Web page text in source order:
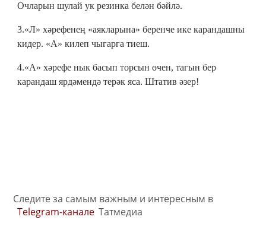
Очларын шулай ук резинка белән бәйлә.
3.«Л» хәрефенең «аякларына» беренче ике карандашны
кидер. «А» килеп чыгарга тиеш.
4.«А» хәрефе нык басып торсын өчен, тагын бер
карандаш ярдәмендә терәк яса. Штатив әзер!
Следите за самым важным и интересным в
Telegram-канале Татмедиа